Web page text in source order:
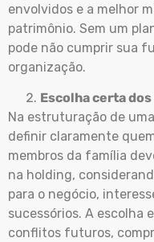
envolvidos e a melhor
patrimônio. Sem um
pode não cumprir sua
organização.
Escolha certa
Na estruturação de
definir claramente
membros da família
na holding,
para o negócio,
sucessórios. A escolha
conflitos futuros,